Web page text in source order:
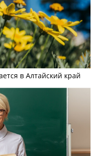
в Алтайский край